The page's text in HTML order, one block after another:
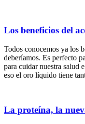
Los beneficios del
Todos conocemos ya los
deberíamos. Es perfecto
para cuidar nuestra salud
eso el oro líquido tiene
La proteína, la